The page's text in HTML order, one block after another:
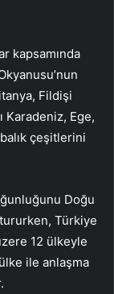
kapsamında
Fildişi
Karadeniz, Ege,
çeşitlerini
Doğu
Türkiye
12 ülkeyle
ile anlaşma